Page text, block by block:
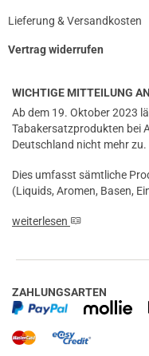
Lieferung & Versandkosten
Vertrag widerrufen
WICHTIGE MITTEILUNG
Ab dem 19. Oktober 2023
Tabakersatzprodukten bei
Deutschland nicht mehr zu.
Dies umfasst sämtliche
(Liquids, Aromen, Basen,
weiterlesen
ZAHLUNGSARTEN